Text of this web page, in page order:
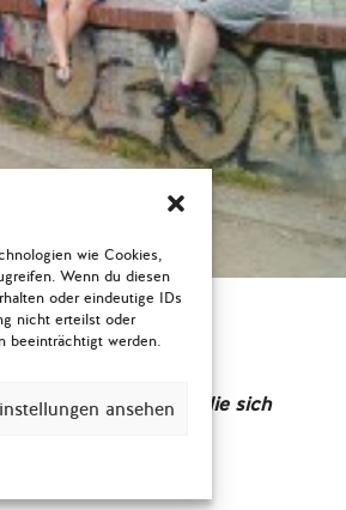
wie Cookies,
Wenn du diesen
oder eindeutige IDs
nicht erteilst oder
beeinträchtigt werden.
ansehen
junge Menschen vor, die sich
engagieren.